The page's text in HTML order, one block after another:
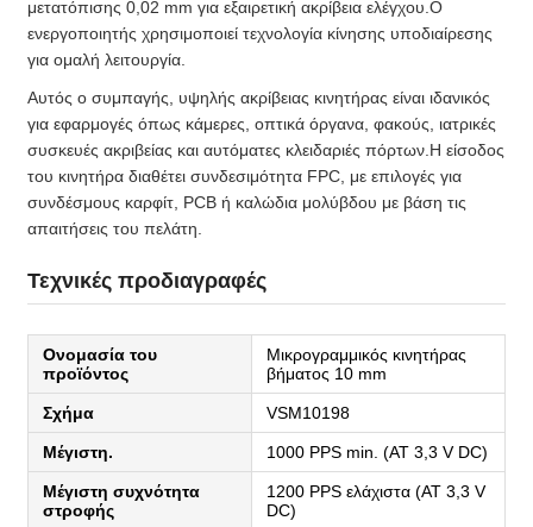
μετατόπισης 0,02 mm για εξαιρετική ακρίβεια ελέγχου.Ο
ενεργοποιητής χρησιμοποιεί τεχνολογία κίνησης υποδιαίρεσης
για ομαλή λειτουργία.
Αυτός ο συμπαγής, υψηλής ακρίβειας κινητήρας είναι ιδανικός
για εφαρμογές όπως κάμερες, οπτικά όργανα, φακούς, ιατρικές
συσκευές ακριβείας και αυτόματες κλειδαριές πόρτων.Η είσοδος
του κινητήρα διαθέτει συνδεσιμότητα FPC, με επιλογές για
συνδέσμους καρφίτ, PCB ή καλώδια μολύβδου με βάση τις
απαιτήσεις του πελάτη.
Τεχνικές προδιαγραφές
Ονομασία του
προϊόντος
Μικρογραμμικός κινητήρας
βήματος 10 mm
Σχήμα VSM10198
Μέγιστη. 1000 PPS min. (AT 3,3 V DC)
Μέγιστη συχνότητα
στροφής
1200 PPS ελάχιστα (AT 3,3 V
DC)